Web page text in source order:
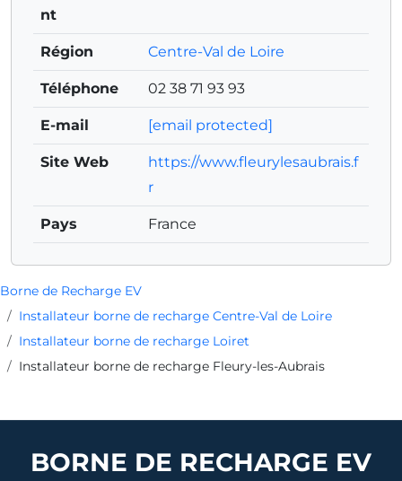
Borne de Recharge EV
Installateur borne de recharge Centre-Val de Loire
Installateur borne de recharge Loiret
Installateur borne de recharge Fleury-les-Aubrais
nt
Région Centre-Val de Loire
Téléphone 02 38 71 93 93
E-mail [email protected]
Site Web
https://www.fleurylesaubrais.f
r
Pays France
BORNE DE RECHARGE EV